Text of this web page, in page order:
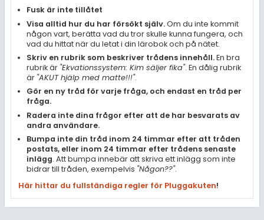
Fusk är inte tillåtet
Visa alltid hur du har försökt själv.Om du inte kommit
någon vart, berätta vad du tror skulle kunna fungera, och
vad du hittat när du letat i din lärobok och på nätet.
Skriv en rubrik som beskriver trådens innehåll.En bra
rubrik är "Ekvationssystem: Kim säljer fika". En dålig rubrik
är "AKUT hjälp med matte!!!".
Gör en ny tråd för varje fråga, och endast en tråd per
fråga.
Radera inte dina frågor efter att de har besvarats av
andra användare.
Bumpa inte din tråd inom 24 timmar efter att tråden
postats, eller inom 24 timmar efter trådens senaste
inlägg. Att bumpa innebär att skriva ett inlägg som inte
bidrar till tråden, exempelvis "Någon??".
Här hittar du fullständiga regler för Pluggakuten!
Övriga diskussioner
Livehjälpen
Regler
För lärare
7 inloggade
Om Pluggakuten